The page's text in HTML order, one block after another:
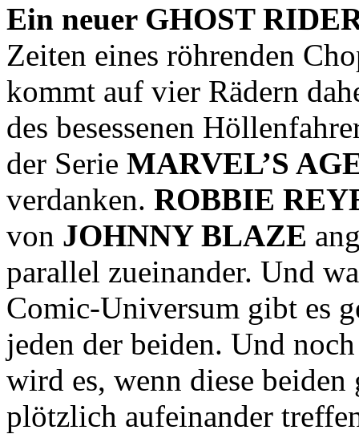
Ein neuer GHOST
Zeiten eines röhrenden
kommt auf vier Rädern
des besessenen
der Serie MARVEL’S
verdanken. ROBBIE
von JOHNNY BLAZE
parallel zueinander. Und
Comic-Universum gibt es
jeden der beiden. Und
wird es, wenn diese
plötzlich aufeinander